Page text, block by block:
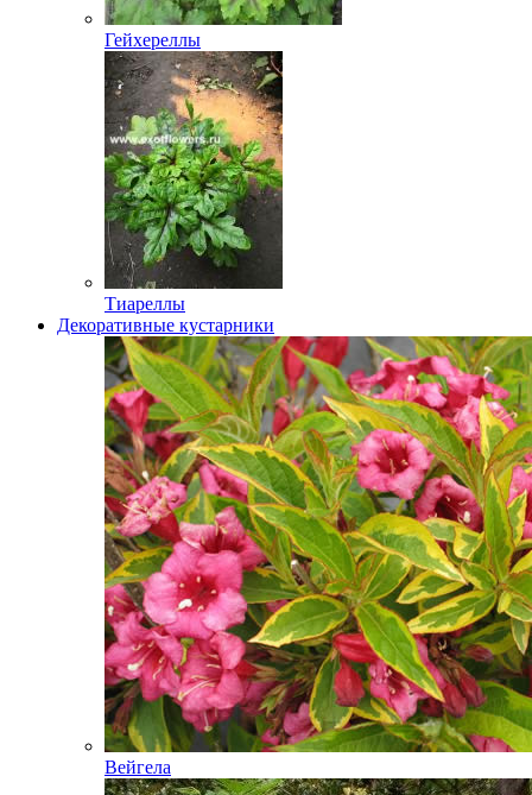
Гейхереллы
Тиареллы
Декоративные кустарники
Вейгела